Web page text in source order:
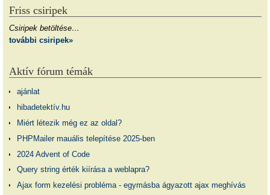
Friss csiripek
Csiripek betöltése…
további csiripek»
Aktív fórum témák
ajánlat
hibadetektív.hu
Miért létezik még ez az oldal?
PHPMailer mauális telepítése 2025-ben
2024 Advent of Code
Query string érték kiírása a weblapra?
Ajax form kezelési probléma - egymásba ágyazott ajax meghívás